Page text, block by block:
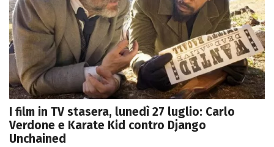
I film in TV stasera, lunedì 27 luglio: Carlo
Verdone e Karate Kid contro Django
Unchained